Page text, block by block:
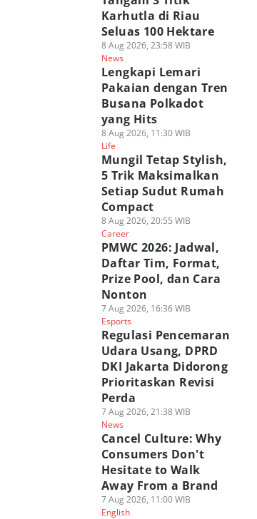
Karhutla di Riau
Seluas 100 Hektare
8 Aug 2026, 23:58 WIB
News
Lengkapi Lemari
Pakaian dengan Tren
Busana Polkadot
yang Hits
8 Aug 2026, 11:30 WIB
Life
Mungil Tetap Stylish,
5 Trik Maksimalkan
Setiap Sudut Rumah
Compact
8 Aug 2026, 20:55 WIB
Career
PMWC 2026: Jadwal,
Daftar Tim, Format,
Prize Pool, dan Cara
Nonton
7 Aug 2026, 16:36 WIB
Esports
Regulasi Pencemaran
Udara Usang, DPRD
DKI Jakarta Didorong
Prioritaskan Revisi
Perda
7 Aug 2026, 21:38 WIB
News
Cancel Culture: Why
Consumers Don't
Hesitate to Walk
Away From a Brand
7 Aug 2026, 11:00 WIB
English